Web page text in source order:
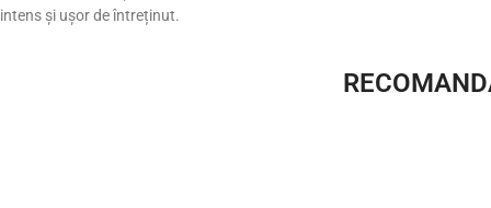
intens și ușor de întreținut.